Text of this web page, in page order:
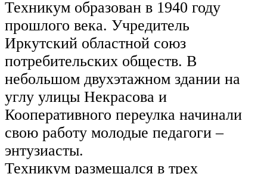
Техникум образован в 1940 году
прошлого века. Учредитель
Иркутский областной союз
потребительских обществ. В
небольшом двухэтажном здании на
углу улицы Некрасова и
Кооперативного переулка начинали
свою работу молодые педагоги –
энтузиасты.
Техникум размещался в трех